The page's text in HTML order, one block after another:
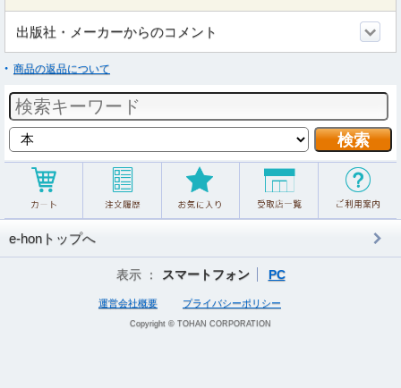
出版社・メーカーからのコメント
商品の返品について
e-honトップへ
表示 ： スマートフォン PC
運営会社概要 プライバシーポリシー
Copyright © TOHAN CORPORATION